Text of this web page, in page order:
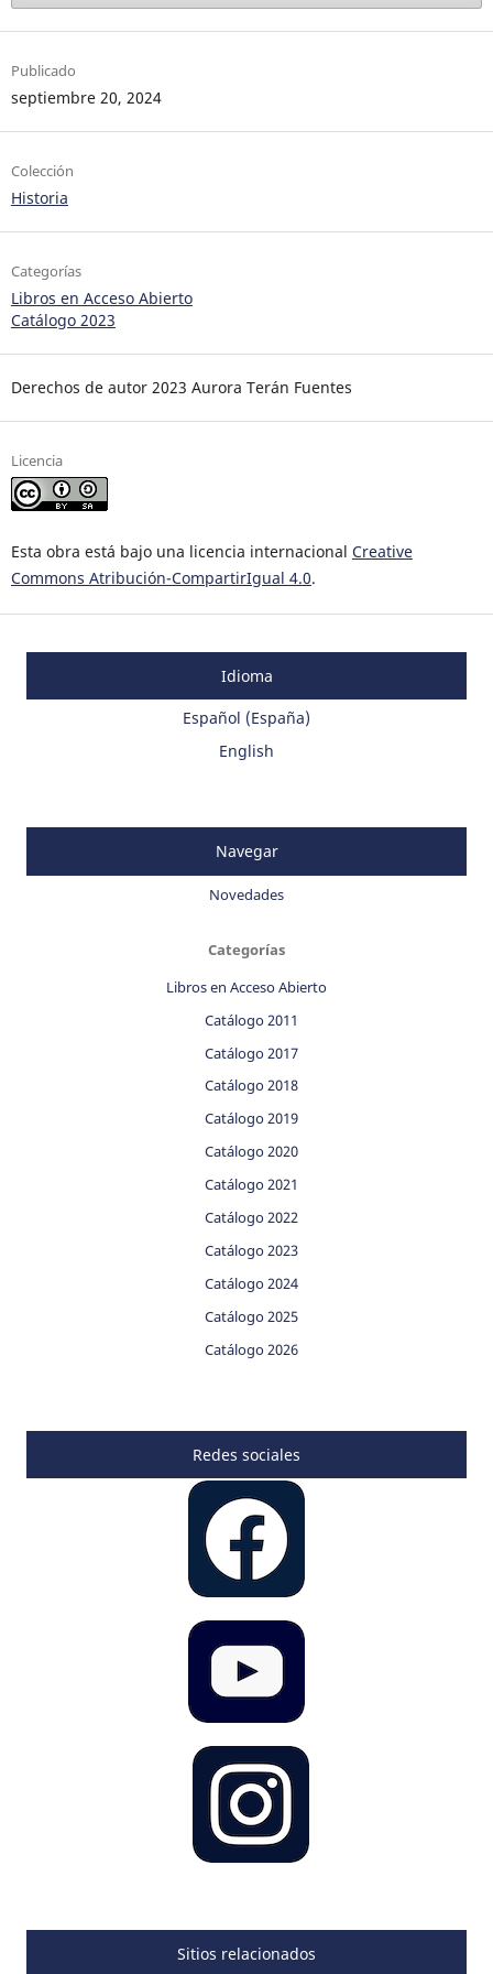
Publicado
septiembre 20, 2024
Colección
Historia
Categorías
Libros en Acceso Abierto
Catálogo 2023
Derechos de autor 2023 Aurora Terán Fuentes
Licencia
Esta obra está bajo una licencia internacional Creative
Commons Atribución-CompartirIgual 4.0.
Idioma
Español (España)
English
Navegar
Novedades
Categorías
Libros en Acceso Abierto
Catálogo 2011
Catálogo 2017
Catálogo 2018
Catálogo 2019
Catálogo 2020
Catálogo 2021
Catálogo 2022
Catálogo 2023
Catálogo 2024
Catálogo 2025
Catálogo 2026
Redes sociales
Sitios relacionados